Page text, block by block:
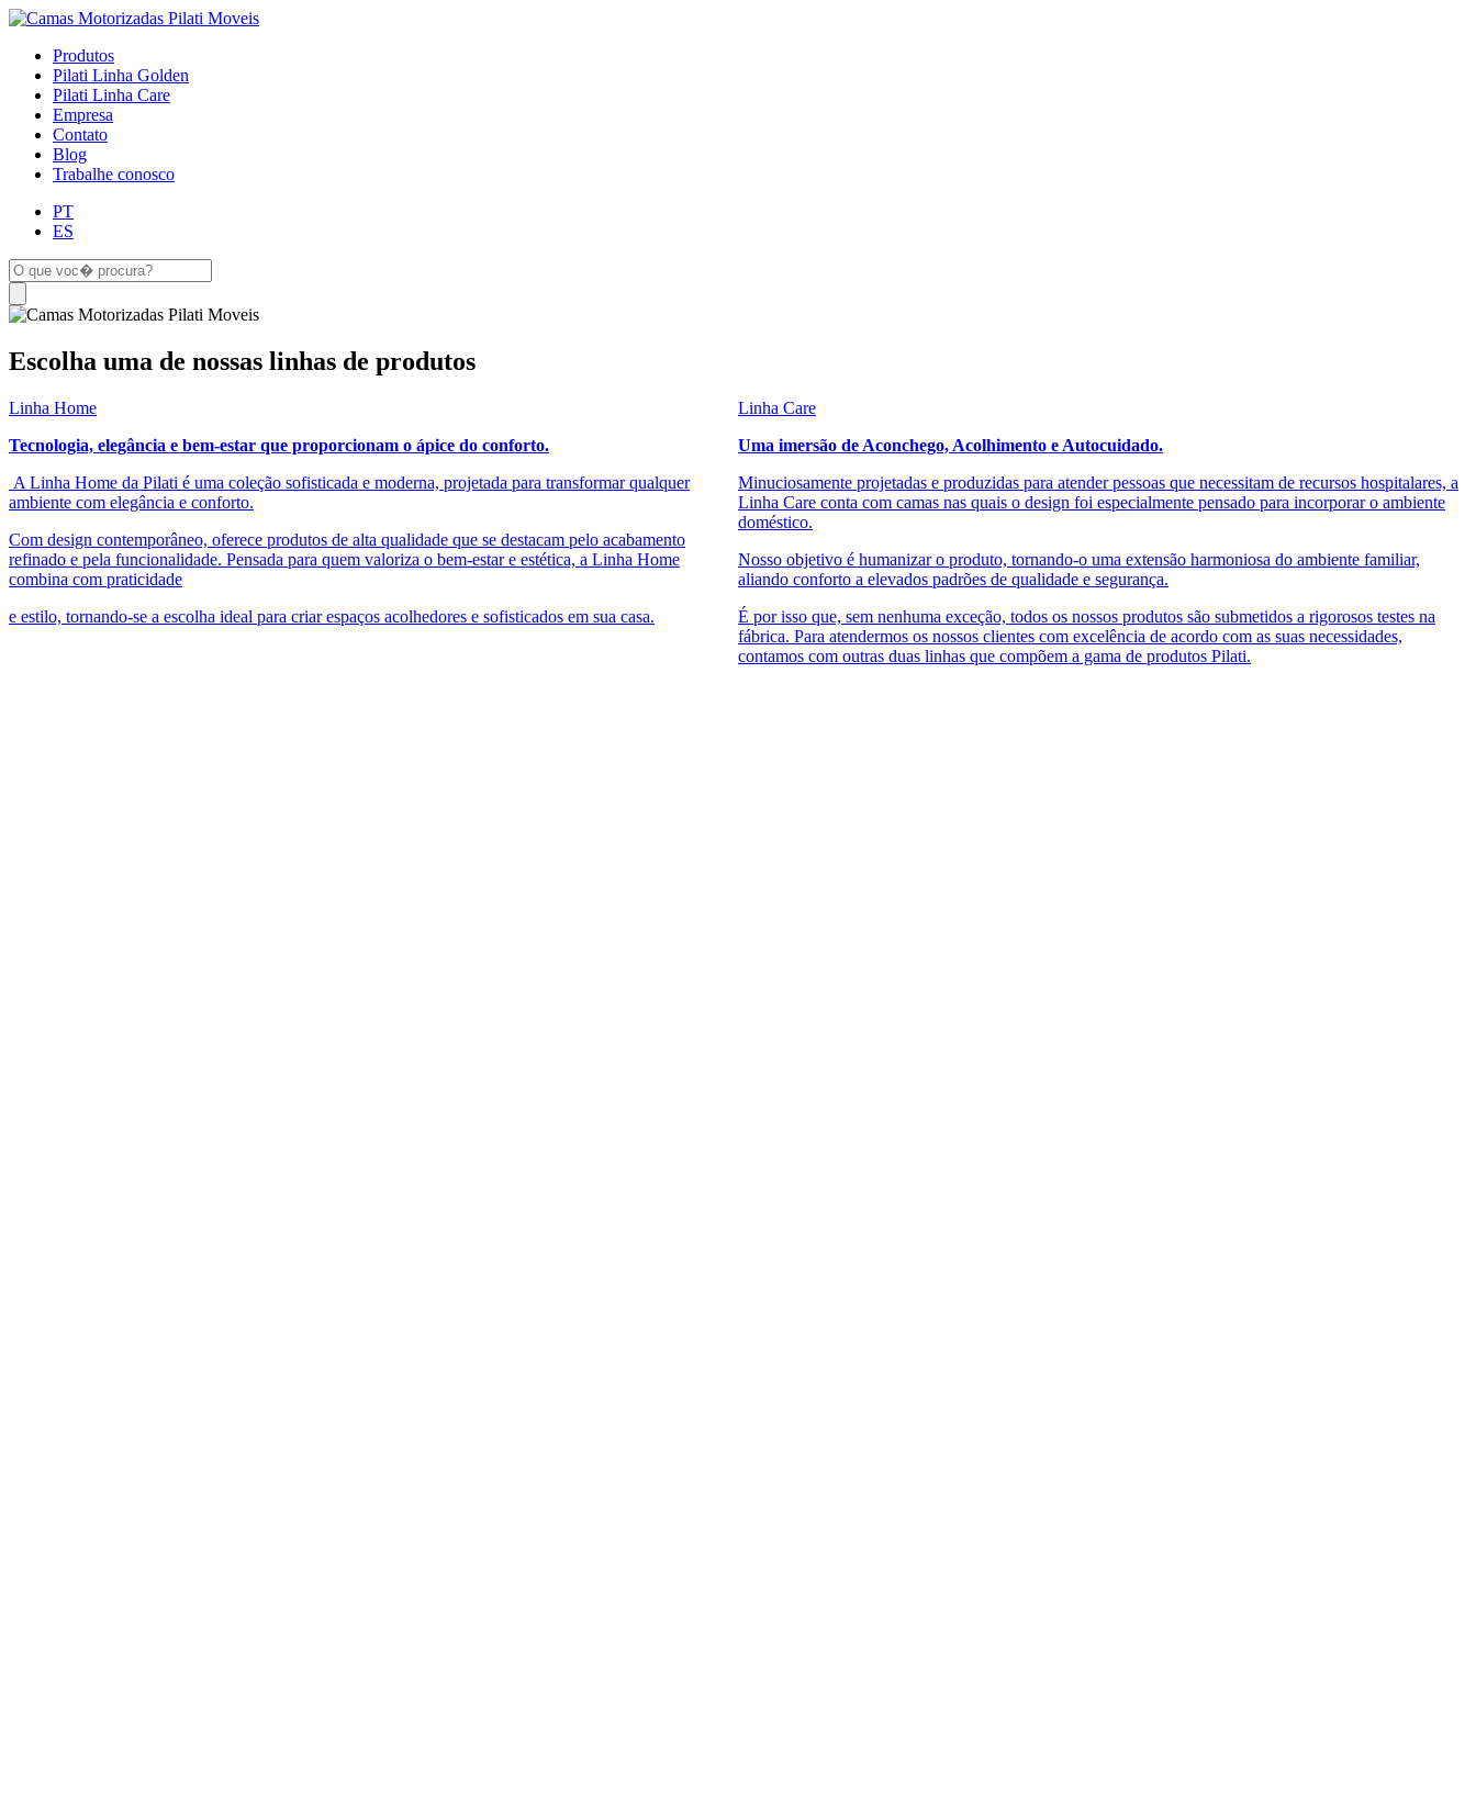
Produtos
Pilati Linha Golden
Pilati Linha Care
Empresa
Contato
Blog
Trabalhe conosco
PT
ES
Escolha uma de nossas linhas de produtos
Linha Home
Tecnologia, elegância e bem-estar que proporcionam o ápice do conforto.
A Linha Home da Pilati é uma coleção sofisticada e moderna, projetada para transformar qualquer
ambiente com elegância e conforto.
Com design contemporâneo, oferece produtos de alta qualidade que se destacam pelo acabamento
refinado e pela funcionalidade. Pensada para quem valoriza o bem-estar e estética, a Linha Home
combina com praticidade
e estilo, tornando-se a escolha ideal para criar espaços acolhedores e sofisticados em sua casa.
Linha Care
Uma imersão de Aconchego, Acolhimento e Autocuidado.
Minuciosamente projetadas e produzidas para atender pessoas que necessitam de recursos hospitalares, a
Linha Care conta com camas nas quais o design foi especialmente pensado para incorporar o ambiente
doméstico.
Nosso objetivo é humanizar o produto, tornando-o uma extensão harmoniosa do ambiente familiar,
aliando conforto a elevados padrões de qualidade e segurança.
É por isso que, sem nenhuma exceção, todos os nossos produtos são submetidos a rigorosos testes na
fábrica. Para atendermos os nossos clientes com excelência de acordo com as suas necessidades,
contamos com outras duas linhas que compõem a gama de produtos Pilati.